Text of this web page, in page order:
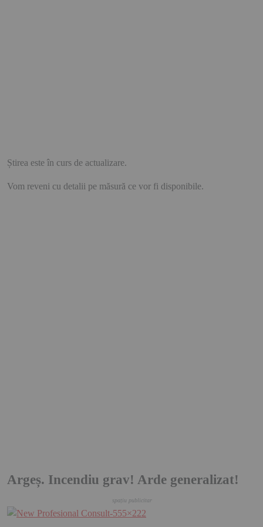
Știrea este în curs de actualizare.
Vom reveni cu detalii pe măsură ce vor fi disponibile.
Argeș. Incendiu grav! Arde generalizat!